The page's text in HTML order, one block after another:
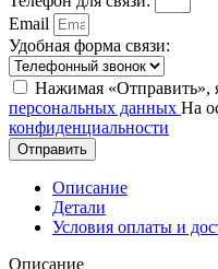
Email
Удобная форма связи:
Нажимая «Отправить»,
персональных данных На
конфиденциальности
Отправить
Описание
Детали
Условия оплаты и
Описание